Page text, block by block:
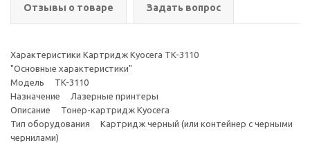
Отзывы о товаре Задать вопрос
Характеристики Картридж Kyocera TK-3110
"Основные характеристики"
Модель TK-3110
Назначение Лазерные принтеры
Описание Тонер-картридж Kyocera
Тип оборудования Картридж черный (или контейнер с черными
чернилами)